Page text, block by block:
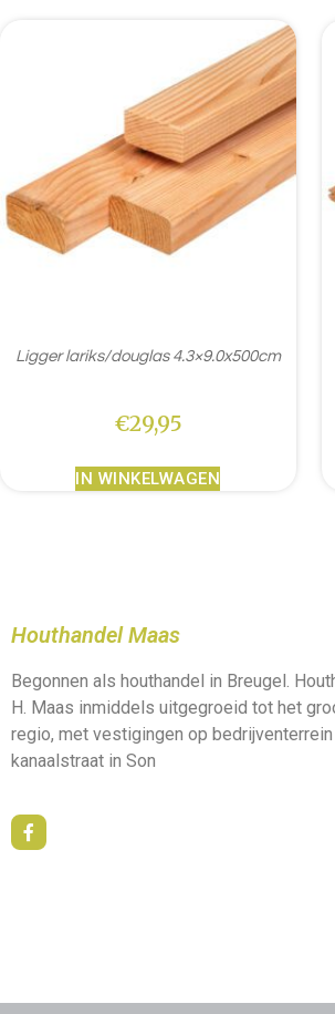
Ligger lariks/douglas 4.3×9.0x500cm
€29,95
IN WINKELWAGEN
Houthandel Maas
Begonnen als houthandel in Breugel.
H. Maas inmiddels uitgegroeid tot het
regio, met vestigingen op
kanaalstraat in Son